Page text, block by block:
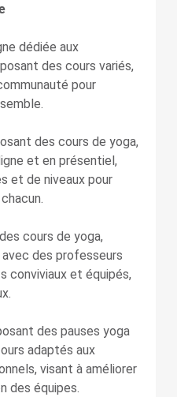
dédiée aux
des cours variés,
pour
des cours de yoga,
et en présentiel,
et de niveaux pour
cours de yoga,
des professeurs
conviviaux et équipés,
des pauses yoga
adaptés aux
visant à améliorer
des équipes.